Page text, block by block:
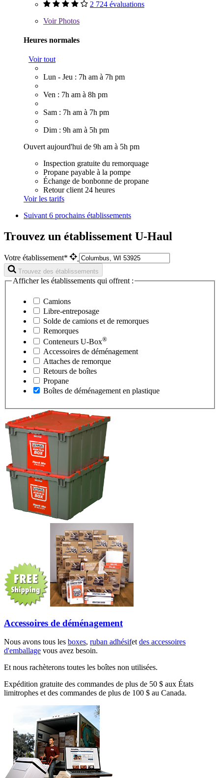
2 724 évaluations
VoirPhotos
Heures normales
Voir tout
Lun - Jeu : 7h am à 7h pm
Ven : 7h am à 8h pm
Sam : 7h am à 7h pm
Dim : 9h am à 5h pm
Ouvert aujourd'hui de 9h am à 5h pm
Inspection gratuite du remorquage
Propane payable à la pompe
Échange de bonbonne de propane
Retour client 24 heures
Voir les tarifs
Suivant6 prochains établissements
Trouvez un établissement U-Haul
Votre établissement*
Trouvez des établissements
Afficher les établissements qui offrent :
Camions
Libre-entreposage
Solde de camions et de remorques
Remorques
Conteneurs U-Box®
Accessoires de déménagement
Attaches de remorque
Retours de boîtes
Propane
Boîtes de déménagement en plastique
Accessoires de déménagement
Nous avons tous les boxes, ruban adhésifet des accessoires
d'emballage vous avez besoin.
Et nous rachèterons toutes les boîtes non utilisées.
Expédition gratuite des commandes de plus de 50 $ aux États
limitrophes et des commandes de plus de 100 $ au Canada.